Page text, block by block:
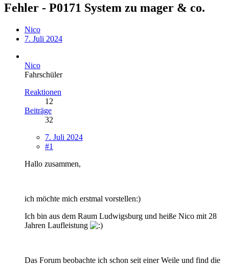
Fehler - P0171 System zu mager & co.
Nico
7. Juli 2024
Nico
Fahrschüler
Reaktionen
12
Beiträge
32
7. Juli 2024
#1
Hallo zusammen,
ich möchte mich erstmal vorstellen:)
Ich bin aus dem Raum Ludwigsburg und heiße Nico mit 28
Jahren Laufleistung
Das Forum beobachte ich schon seit einer Weile und find die